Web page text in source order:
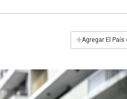
+Agregar El País